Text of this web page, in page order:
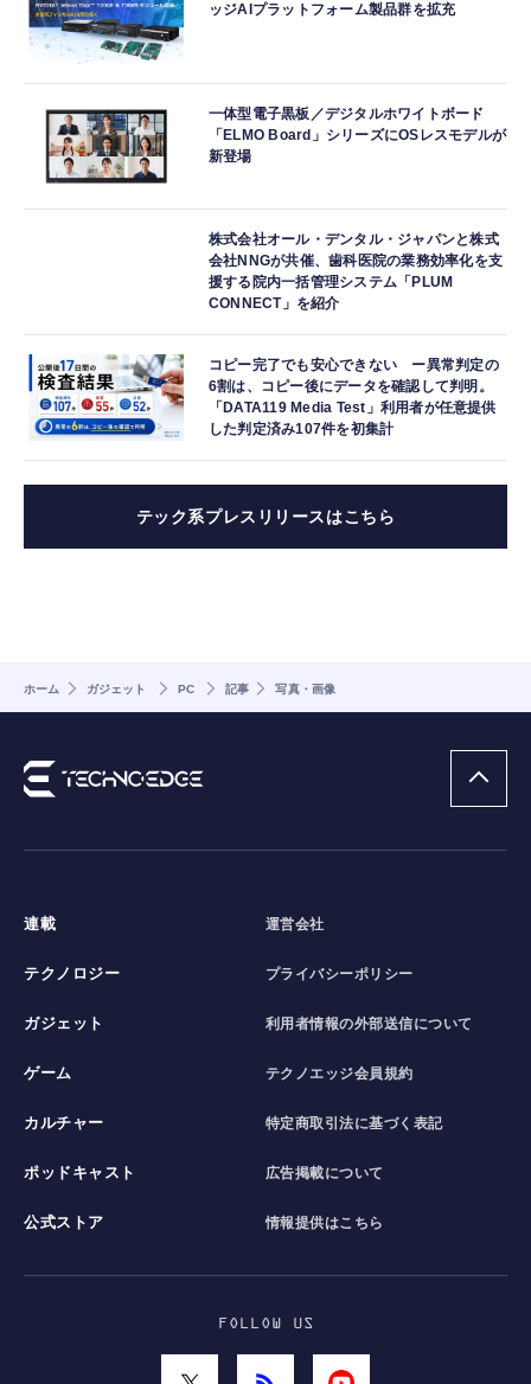
ッジAIプラットフォーム製品群を拡充
一体型電子黒板／デジタルホワイトボード
「ELMO Board」シリーズにOSレスモデルが
新登場
株式会社オール・デンタル・ジャパンと株式
会社NNGが共催、歯科医院の業務効率化を支
援する院内一括管理システム「PLUM
CONNECT」を紹介
コピー完了でも安心できない ー異常判定の
6割は、コピー後にデータを確認して判明。
「DATA119 Media Test」利用者が任意提供
した判定済み107件を初集計
テック系プレスリリースはこちら
ホーム ガジェット PC 記事 写真・画像
連載
テクノロジー
ガジェット
ゲーム
カルチャー
ポッドキャスト
公式ストア
運営会社
プライバシーポリシー
利用者情報の外部送信について
テクノエッジ会員規約
特定商取引法に基づく表記
広告掲載について
情報提供はこちら
FOLLOW US